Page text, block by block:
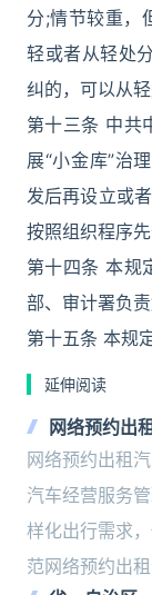
分;情节较重，
轻或者从轻处
纠的，可以从轻
第十三条 中共
展“小金库”治
发后再设立或
按照组织程序
第十四条 本规
部、审计署负责
第十五条 本规
延伸阅读
网络预约出
网络预约出租
汽车经营服务
样化出行需求
范网络预约出